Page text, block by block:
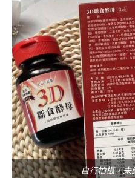
自行拍攝，未